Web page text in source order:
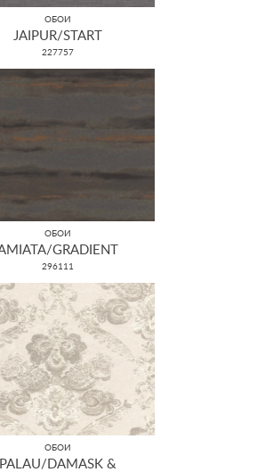
ОБОИ
JAIPUR/START
227757
ОБОИ
GRADIENT
296111
ОБОИ
PALAU/DAMASK &